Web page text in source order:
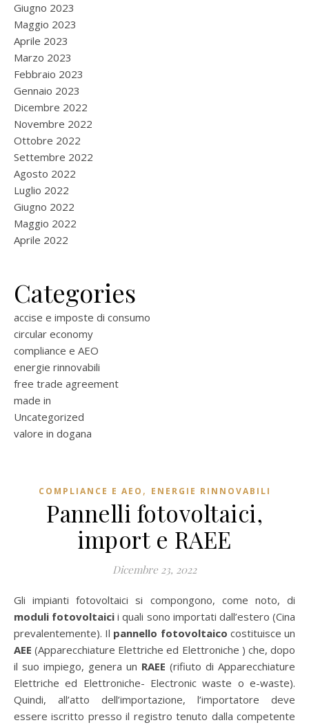
Giugno 2023
Maggio 2023
Aprile 2023
Marzo 2023
Febbraio 2023
Gennaio 2023
Dicembre 2022
Novembre 2022
Ottobre 2022
Settembre 2022
Agosto 2022
Luglio 2022
Giugno 2022
Maggio 2022
Aprile 2022
Categories
accise e imposte di consumo
circular economy
compliance e AEO
energie rinnovabili
free trade agreement
made in
Uncategorized
valore in dogana
COMPLIANCE E AEO , ENERGIE RINNOVABILI
Pannelli fotovoltaici,
import e RAEE
Dicembre 23, 2022
Gli impianti fotovoltaici si compongono, come noto, di
moduli fotovoltaici i quali sono importati dall’estero (Cina
prevalentemente). Il pannello fotovoltaico costituisce un
AEE (Apparecchiature Elettriche ed Elettroniche ) che, dopo
il suo impiego, genera un RAEE (rifiuto di Apparecchiature
Elettriche ed Elettroniche- Electronic waste o e-waste).
Quindi, all’atto dell’importazione, l’importatore deve
essere iscritto presso il registro tenuto dalla competente